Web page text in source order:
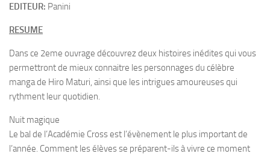
EDITEUR: Panini
RESUME
Dans ce 2eme ouvrage découvrez deux histoires inédites qui vous
permettront de mieux connaitre les personnages du célèbre
manga de Hiro Maturi, ainsi que les intrigues amoureuses qui
rythment leur quotidien.
Nuit magique
Le bal de l’Académie Cross est l’évènement le plus important de
l’année. Comment les élèves se préparent-ils à vivre ce moment